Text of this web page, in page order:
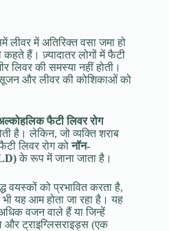
लीवर में अतिरिक्त वसा जमा हो
कहते हैं। ज़्यादातर लोगों में फैटी
लिवर की समस्या नहीं होती।
और लीवर की कोशिकाओं को
फैटी लिवर रोग
है। लेकिन, जो व्यक्ति शराब
लिवर रोग कोनॉन-
के रूप में जाना जाता है।
वयस्कों को प्रभावित करता है,
यह आम होता जा रहा है। यह
वजन वाले हैं या जिन्हें
और ट्राइग्लिसराइड्स (एक